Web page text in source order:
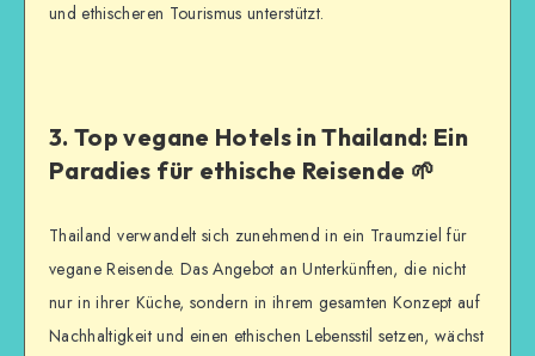
und ethischeren Tourismus unterstützt.
3. Top vegane Hotels in Thailand: Ein
Paradies für ethische Reisende 🌱
Thailand verwandelt sich zunehmend in ein Traumziel für
vegane Reisende. Das Angebot an Unterkünften, die nicht
nur in ihrer Küche, sondern in ihrem gesamten Konzept auf
Nachhaltigkeit und einen ethischen Lebensstil setzen, wächst